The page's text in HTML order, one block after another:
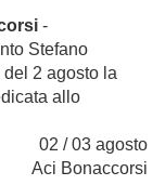
-
Stefano
2 agosto la
allo
02 / 03 agosto
Aci Bonaccorsi